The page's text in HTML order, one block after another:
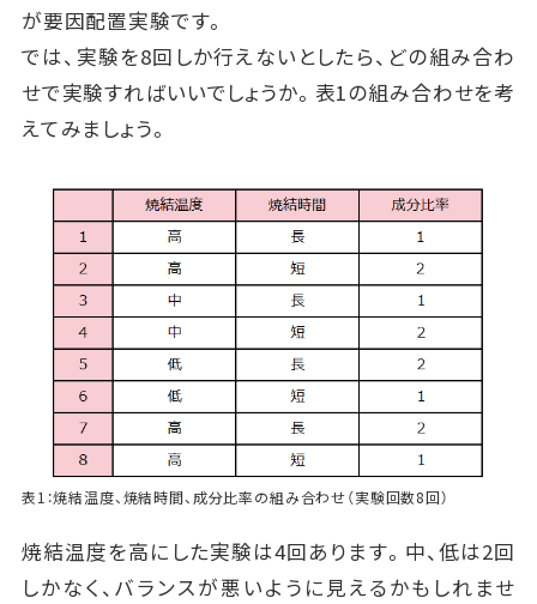
が要因配置実験です。
では、実験を8回しか行えないとしたら、どの組み合わ
せで実験すればいいでしょうか。表1の組み合わせを考
えてみましょう。
表1：焼結温度、焼結時間、成分比率の組み合わせ（実験回数8回）
焼結温度を高にした実験は4回あります。中、低は2回
しかなく、バランスが悪いように見えるかもしれませ